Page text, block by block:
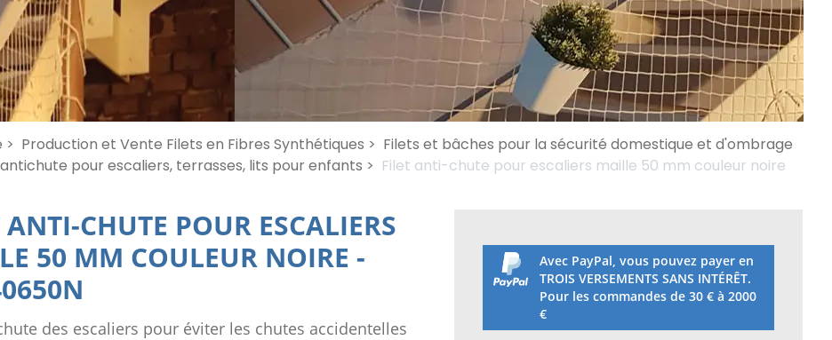
Production et Vente Filets en Fibres Synthétiques > Filets et bâches pour la sécurité domestique et d'ombrage
pour escaliers, terrasses, lits pour enfants > Filet anti-chute pour escaliers maille 50 mm couleur noire
ANTI-CHUTE POUR ESCALIERS
50 MM COULEUR NOIRE -
des escaliers pour éviter les chutes accidentelles
Avec PayPal, vous pouvez payer en
TROIS VERSEMENTS SANS INTÉRÊT.
Pour les commandes de 30 € à 2000
€